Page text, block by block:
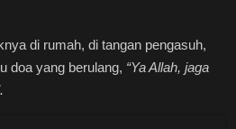
di rumah, di tangan pengasuh,
doa yang berulang, “Ya Allah, jaga